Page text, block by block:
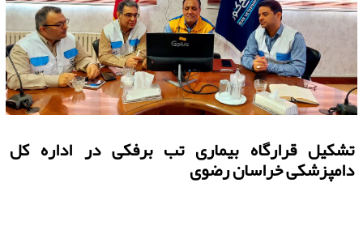
تشکیل قرارگاه بیماری تب برفکی در اداره کل
دامپزشکی خراسان رضوی